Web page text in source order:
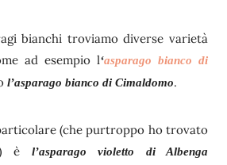
bianchi troviamo diverse varietà
ad esempio l‘asparago bianco di
l’asparago bianco di Cimaldomo.
(che purtroppo ho trovato
è
l’asparago violetto di Albenga